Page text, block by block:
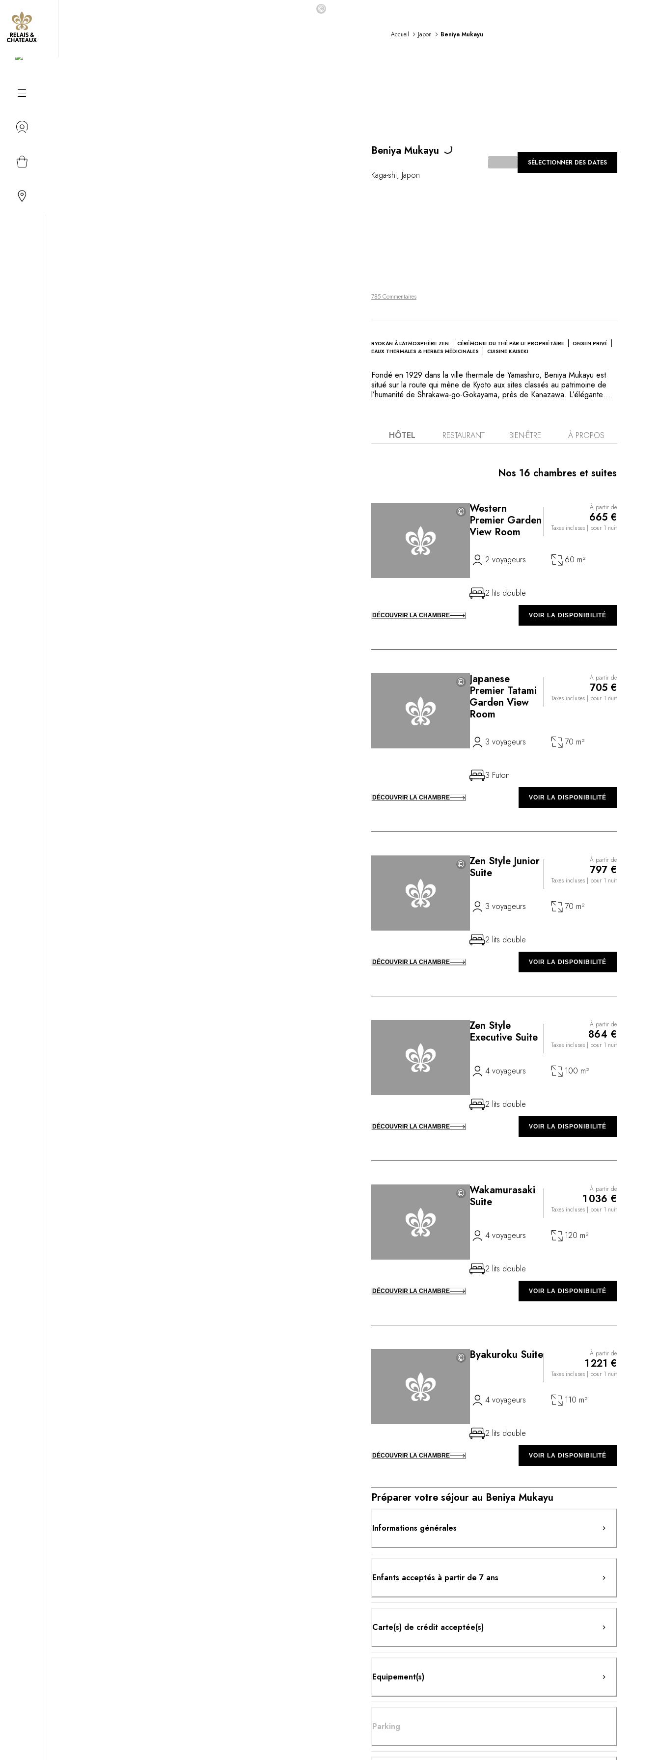
©
Accueil Japon Beniya Mukayu
Beniya Mukayu Loading...
Kaga-shi, Japon
SÉLECTIONNER DES DATES
785 Commentaires
RYOKAN À L'ATMOSPHÈRE ZEN CÉRÉMONIE DU THÉ PAR LE PROPRIÉTAIRE
ONSEN PRIVÉ
EAUX THERMALES & HERBES MÉDICINALES
CUISINE KAISEKI
Fondé en 1929 dans la ville thermale de Yamashiro, Beniya Mukayu est
situé sur la route qui mène de Kyoto aux sites classés au patrimoine de
l’humanité de Shrakawa-go-Gokayama, près de Kanazawa. L’élégante
authentique jardin japonais. Cérémonie du thé traditionnelle célébrée par
le propriétaire et excellente cuisine kaiseki dans le style kaga, servie sur
HÔTEL RESTAURANT BIEN-ÊTRE À PROPOS
Préparer votre séjour au Beniya Mukayu
Informations générales
Enfants acceptés à partir de 7 ans
Carte(s) de crédit acceptée(s)
Equipement(s)
Parking
Nos 16 chambres et suites
© Western
Premier Garden
View Room
À partir de
665 €
Taxes incluses | pour 1 nuit
2 voyageurs 60 m²
2 lits double
DÉCOUVRIR LA CHAMBRE VOIR LA DISPONIBILITÉ
© Japanese
Premier Tatami
Garden View
Room
À partir de
705 €
Taxes incluses | pour 1 nuit
3 voyageurs 70 m²
3 Futon
DÉCOUVRIR LA CHAMBRE VOIR LA DISPONIBILITÉ
© Zen Style Junior
Suite
À partir de
797 €
Taxes incluses | pour 1 nuit
3 voyageurs 70 m²
2 lits double
DÉCOUVRIR LA CHAMBRE VOIR LA DISPONIBILITÉ
Zen Style
Executive Suite
À partir de
864 €
Taxes incluses | pour 1 nuit
4 voyageurs 100 m²
2 lits double
DÉCOUVRIR LA CHAMBRE VOIR LA DISPONIBILITÉ
© Wakamurasaki
Suite
À partir de
1 036 €
Taxes incluses | pour 1 nuit
4 voyageurs 120 m²
2 lits double
DÉCOUVRIR LA CHAMBRE VOIR LA DISPONIBILITÉ
© Byakuroku Suite À partir de
1 221 €
Taxes incluses | pour 1 nuit
4 voyageurs 110 m²
2 lits double
DÉCOUVRIR LA CHAMBRE VOIR LA DISPONIBILITÉ